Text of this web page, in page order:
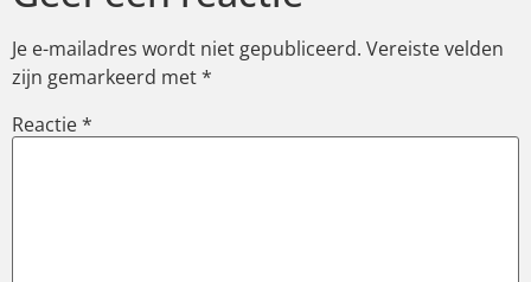
Je e-mailadres wordt niet gepubliceerd. Vereiste velden
zijn gemarkeerd met*
Reactie*